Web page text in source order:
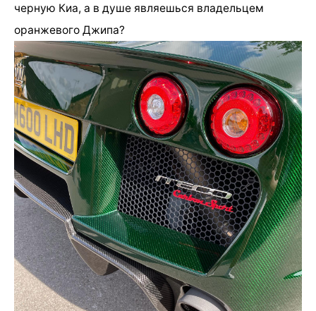
черную Киа, а в душе являешься владельцем
оранжевого Джипа?